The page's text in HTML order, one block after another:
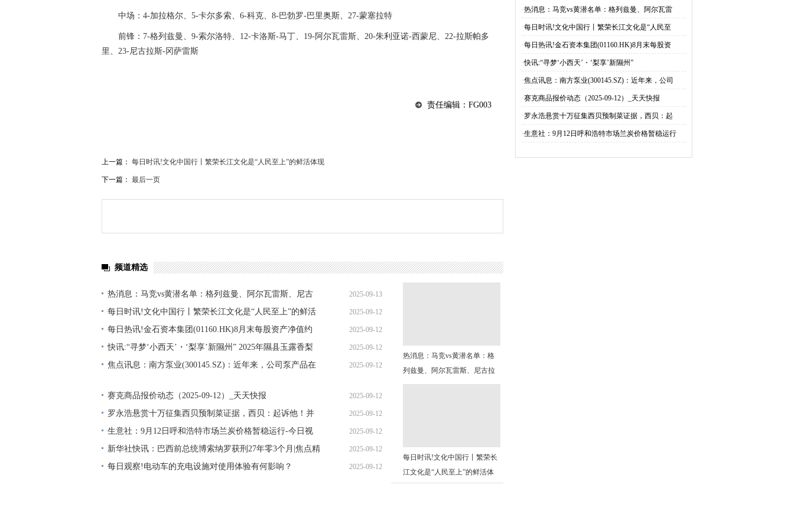
中场：4-加拉格尔、5-卡尔多索、6-科克、8-巴勃罗-巴里奥斯、27-蒙塞拉特
前锋：7-格列兹曼、9-索尔洛特、12-卡洛斯-马丁、19-阿尔瓦雷斯、20-朱利亚诺-西蒙尼、22-拉斯帕多
里、23-尼古拉斯-冈萨雷斯
责任编辑：FG003
上一篇： 每日时讯!文化中国行丨繁荣长江文化是“人民至上”的鲜活体现
下一篇： 最后一页
频道精选
热消息：马竞vs黄潜名单：格列兹曼、阿尔瓦雷斯、尼古
拉斯-冈萨雷斯在列
2025-09-13
06:34:52
每日时讯!文化中国行丨繁荣长江文化是“人民至上”的鲜活
体现
2025-09-12
21:14:09
每日热讯!金石资本集团(01160.HK)8月末每股资产净值约
0.019港元
2025-09-12
20:04:07
快讯:“寻梦‘小西天’・‘梨享’新隰州” 2025年隰县玉露香梨
采摘季系列活动开幕
2025-09-12
17:14:38
焦点讯息：南方泵业(300145.SZ)：近年来，公司泵产品在
2025-09-12
赛克商品报价动态（2025-09-12）_天天快报 2025-09-12
14:12:13
罗永浩悬赏十万征集西贝预制菜证据，西贝：起诉他！并
上线“罗永浩菜单”
2025-09-12
12:10:51
生意社：9月12日呼和浩特市场兰炭价格暂稳运行-今日视
点
2025-09-12
10:08:50
新华社快讯：巴西前总统博索纳罗获刑27年零3个月|焦点精
选
2025-09-12
09:13:56
每日观察!电动车的充电设施对使用体验有何影响？ 2025-09-12
热消息：马竞vs黄潜名单：格
列兹曼、阿尔瓦雷斯、尼古拉
斯-冈萨雷斯在列
每日时讯!文化中国行丨繁荣长
江文化是“人民至上”的鲜活体
净值约0.019港元 露香梨采摘季系列活动开
幕
·热消息：马竞vs黄潜名单：格列兹曼、阿尔瓦雷
·每日时讯!文化中国行丨繁荣长江文化是“人民至
·每日热讯!金石资本集团(01160.HK)8月末每股资
·快讯:“寻梦‘小西天’・‘梨享’新隰州”
·焦点讯息：南方泵业(300145.SZ)：近年来，公司
·赛克商品报价动态（2025-09-12）_天天快报
·罗永浩悬赏十万征集西贝预制菜证据，西贝：起
·生意社：9月12日呼和浩特市场兰炭价格暂稳运行